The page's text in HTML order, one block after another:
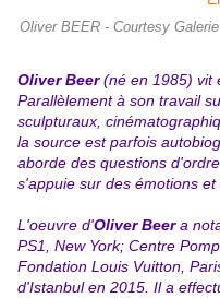
Oliver BEER - Courtesy
Oliver Beer(né en 1985) vit
Parallèlement à son travail
sculpturaux,
la source est parfois
aborde des questions
s'appuie sur des émotions
L'oeuvre d'Oliver Beera
PS1, New York; Centre
Fondation Louis Vuitton,
d'Istanbul en 2015. Il a